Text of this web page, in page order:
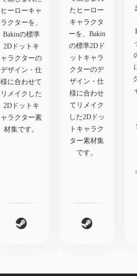
ヒーローキャ
ラクターを、
Bakinの標準
2Dドットキ
ャラクターの
デザイン・仕
様に合わせて
リメイクした
2Dドットキ
ャラクター素
材集です。
たヒーロー
キャラクタ
ーを、Bakin
の標準2Dド
ットキャラ
クターのデ
ザイン・仕
様に合わせ
てリメイク
した2Dドッ
トキャラク
ター素材集
です。